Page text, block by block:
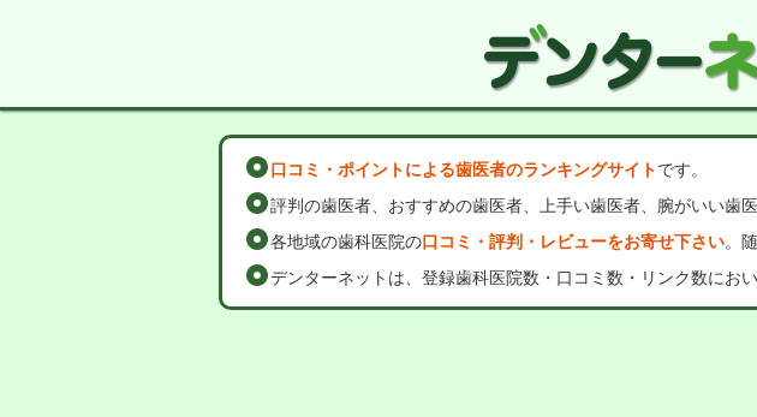
口コミ・ポイントによる歯医者のランキングサイトです。
評判の歯医者、おすすめの歯医者、上手い歯医者、腕がいい歯
各地域の歯科医院の口コミ・評判・レビューをお寄せ下さい。
デンターネットは、登録歯科医院数・口コミ数・リンク数にお